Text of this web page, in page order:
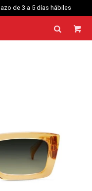
de 3 a 5 días hábiles